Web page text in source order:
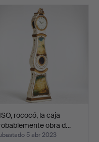
rococó, la caja
obra d…
5 abr 2023